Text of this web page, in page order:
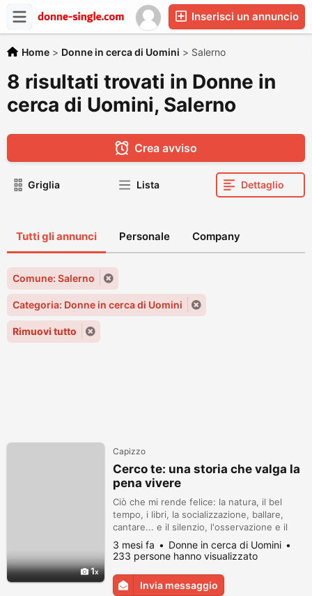
Inserisci un annuncio
Home > Donne in cerca di Uomini > Salerno
8 risultati trovati in Donne in
cerca di Uomini, Salerno
Crea avviso
Griglia Lista Dettaglio
Tutti gli annunci Personale Company
Comune: Salerno
Categoria: Donne in cerca di Uomini
Rimuovi tutto
1
Capizzo
Cerco te: una storia che valga la
pena vivere
Ciò che mi rende felice: la natura, il bel
tempo, i libri, la socializzazione, ballare,
cantare... e il silenzio, l'osservazione e il
silenzio. Apprezzo una mente vivace, il
senso dell'umorismo, il tatto e l'empatia
nelle persone (io stessa sono così). Adoro
interagire e giocare con i bambini e gli
animali, ma non li vizio (per principio).
3 mesi fa
Donne in cerca di Uomini
233 persone hanno visualizzato
Invia messaggio